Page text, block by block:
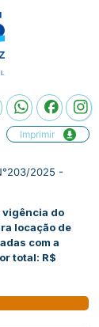
Imprimir
2025 -
vigência do
locação de
com a
total: R$